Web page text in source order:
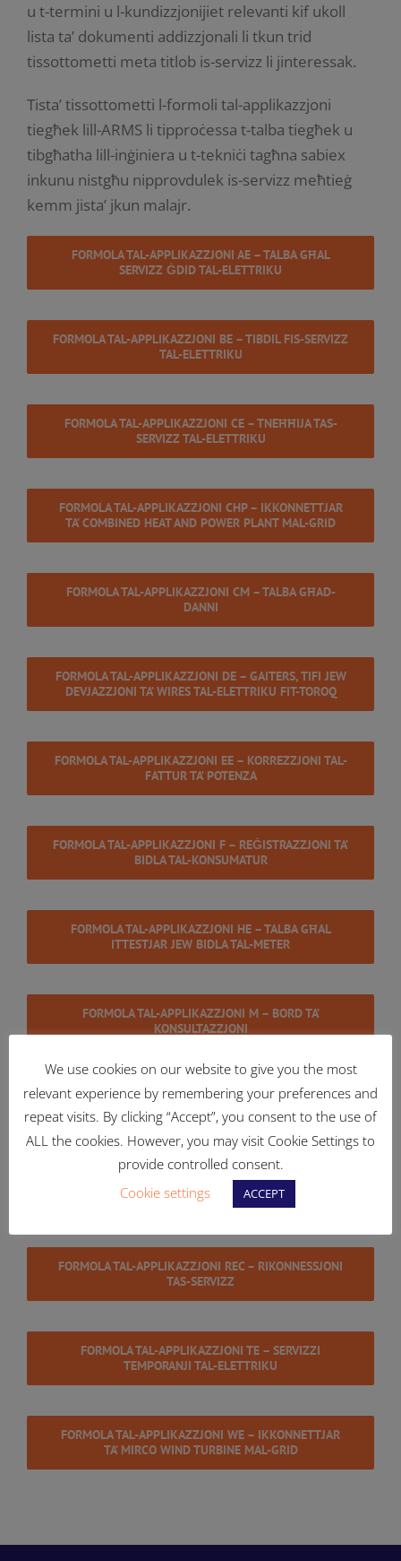
u t-termini u l-kundizzjonijiet relevanti kif ukoll
lista ta’ dokumenti addizzjonali li tkun trid
tissottometti meta titlob is-servizz li jinteressak.
Tista’ tissottometti l-formoli tal-applikazzjoni
tiegħek lill-ARMS li tipproċessa t-talba tiegħek u
tibgħatha lill-inġiniera u t-tekniċi tagħna sabiex
inkunu nistgħu nipprovdulek is-servizz meħtieġ
kemm jista’ jkun malajr.
FORMOLA TAL-APPLIKAZZJONI AE – TALBA GĦAL
SERVIZZ ĠDID TAL-ELETTRIKU
FORMOLA TAL-APPLIKAZZJONI BE – TIBDIL FIS-SERVIZZ
TAL-ELETTRIKU
FORMOLA TAL-APPLIKAZZJONI CE – TNEĦĦIJA TAS-
SERVIZZ TAL-ELETTRIKU
FORMOLA TAL-APPLIKAZZJONI CHP – IKKONNETTJAR
TA’ COMBINED HEAT AND POWER PLANT MAL-GRID
FORMOLA TAL-APPLIKAZZJONI CM – TALBA GĦAD-
DANNI
FORMOLA TAL-APPLIKAZZJONI DE – GAITERS, TIFI JEW
DEVJAZZJONI TA’ WIRES TAL-ELETTRIKU FIT-TOROQ
FORMOLA TAL-APPLIKAZZJONI EE – KORREZZJONI TAL-
FATTUR TA’ POTENZA
FORMOLA TAL-APPLIKAZZJONI F – REĠISTRAZZJONI TA’
BIDLA TAL-KONSUMATUR
FORMOLA TAL-APPLIKAZZJONI HE – TALBA GĦAL
ITTESTJAR JEW BIDLA TAL-METER
FORMOLA TAL-APPLIKAZZJONI M – BORD TA’
KONSULTAZZJONI
FORMOLA TAL-APPLIKAZZJONI P – AWTORIZZAZZJONI
GĦAL ĦLAS DIRETT
FORMOLA TAL-APPLIKAZZJONI PV – IKKONNETTJAR TA’
PV
FORMOLA TAL-APPLIKAZZJONI REC – RIKONNESSJONI
TAS-SERVIZZ
FORMOLA TAL-APPLIKAZZJONI TE – SERVIZZI
TEMPORANJI TAL-ELETTRIKU
FORMOLA TAL-APPLIKAZZJONI WE – IKKONNETTJAR
TA’ MIRCO WIND TURBINE MAL-GRID
We use cookies on our website to give you the most
relevant experience by remembering your preferences and
repeat visits. By clicking “Accept”, you consent to the use of
ALL the cookies. However, you may visit Cookie Settings to
provide controlled consent.
Cookie settings
ACCEPT